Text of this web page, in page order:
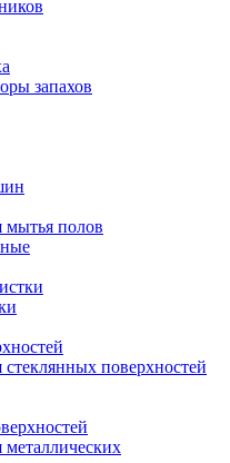
запахов
мытья полов
стеклянных поверхностей
металлических